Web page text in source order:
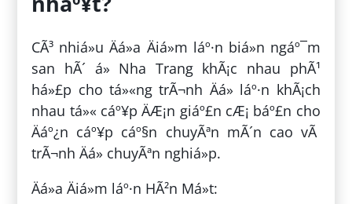
CÃ³ nhiá»u Äá»a Äiá»m láº·n biá»n ngáº¯m
san hÃ´ á» Nha Trang khÃ¡c nhau phÃ¹
há»£p cho tá»«ng trÃ¬nh Äá» láº·n khÃ¡ch
nhau tá»« cáº¥p ÄÆ¡n giáº£n cÆ¡ báº£n cho
Äáº¿n cáº¥p cáº§n chuyÃªn mÃ´n cao vÃ
trÃ¬nh Äá» chuyÃªn nghiá»p.
Äá»a Äiá»m láº·n HÃ²n Má»t: